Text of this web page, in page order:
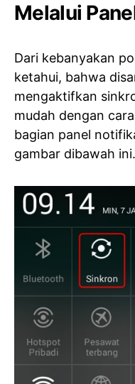
Melalui
Dari kebanyakan
ketahui, bahwa
mengaktifkan
mudah dengan
bagian panel
gambar dibawah ini.